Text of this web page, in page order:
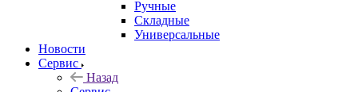
Ручные
Складные
Универсальные
Новости
Сервис
Назад